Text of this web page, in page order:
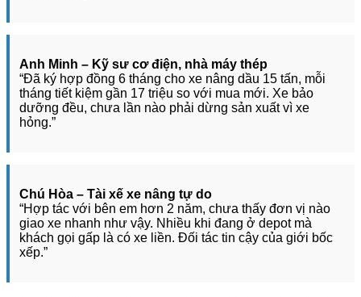
Anh Minh – Kỹ sư cơ điện, nhà máy thép
“Đã ký hợp đồng 6 tháng cho xe nâng dầu 15 tấn, mỗi
tháng tiết kiệm gần 17 triệu so với mua mới. Xe bảo
dưỡng đều, chưa lần nào phải dừng sản xuất vì xe
hỏng.”
Chú Hòa – Tài xế xe nâng tự do
“Hợp tác với bên em hơn 2 năm, chưa thấy đơn vị nào
giao xe nhanh như vậy. Nhiều khi đang ở depot mà
khách gọi gấp là có xe liền. Đối tác tin cậy của giới bốc
xếp.”